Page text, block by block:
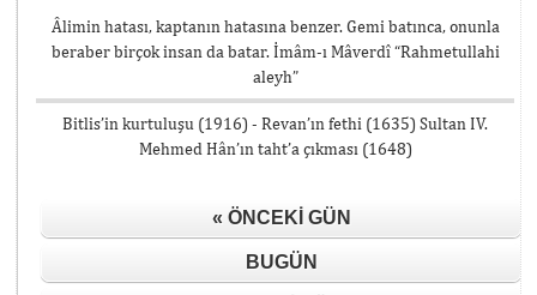
Âlimin hatası, kaptanın hatasına benzer. Gemi batınca, onunla
beraber birçok insan da batar. İmâm-ı Mâverdî “Rahmetullahi
aleyh”
Bitlis’in kurtuluşu (1916) - Revan’ın fethi (1635) Sultan IV.
Mehmed Hân’ın taht’a çıkması (1648)
« ÖNCEKI GÜN
BUGÜN